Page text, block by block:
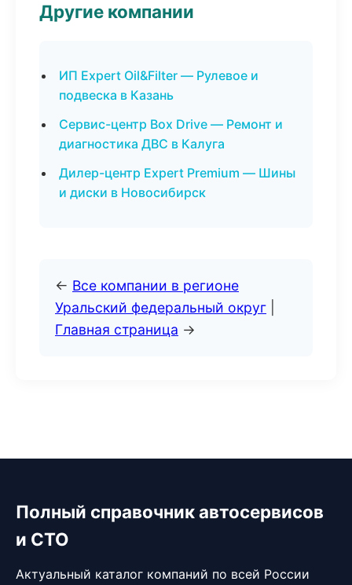
Другие компании
ИП Expert Oil&Filter — Рулевое и
подвеска в Казань
Сервис-центр Box Drive — Ремонт и
диагностика ДВС в Калуга
Дилер-центр Expert Premium — Шины
и диски в Новосибирск
← Все компании в регионе
Уральский федеральный округ
Главная страница →
Полный справочник автосервисов
и СТО
Актуальный каталог компаний по всей России